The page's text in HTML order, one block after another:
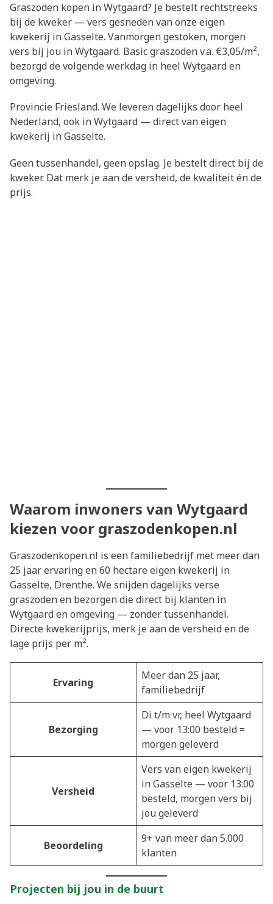
Graszoden kopen in Wytgaard? Je bestelt rechtstreeks
bij de kweker — vers gesneden van onze eigen
kwekerij in Gasselte. Vanmorgen gestoken, morgen
vers bij jou in Wytgaard. Basic graszoden v.a. €3,05/m²,
bezorgd de volgende werkdag in heel Wytgaard en
omgeving.
Provincie Friesland. We leveren dagelijks door heel
Nederland, ook in Wytgaard — direct van eigen
kwekerij in Gasselte.
Geen tussenhandel, geen opslag. Je bestelt direct bij de
kweker. Dat merk je aan de versheid, de kwaliteit én de
prijs.
Waarom inwoners van Wytgaard
kiezen voor graszodenkopen.nl
Graszodenkopen.nl is een familiebedrijf met meer dan
25 jaar ervaring en 60 hectare eigen kwekerij in
Gasselte, Drenthe. We snijden dagelijks verse
graszoden en bezorgen die direct bij klanten in
Wytgaard en omgeving — zonder tussenhandel.
Directe kwekerijprijs, merk je aan de versheid en de
lage prijs per m².
Ervaring
Meer dan 25 jaar,
familiebedrijf
Bezorging
Di t/m vr, heel Wytgaard
— voor 13:00 besteld =
morgen geleverd
Versheid
Vers van eigen kwekerij
in Gasselte — voor 13:00
besteld, morgen vers bij
jou geleverd
Beoordeling
9+ van meer dan 5.000
klanten
Projecten bij jou in de buurt